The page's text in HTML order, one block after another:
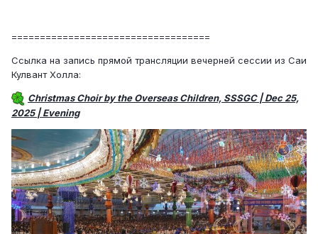
===================================
Ссылка на запись прямой трансляции вечерней сессии из Саи
Кулвант Холла:
Christmas Choir by the Overseas Children, SSSGC | Dec 25,
2025 | Evening